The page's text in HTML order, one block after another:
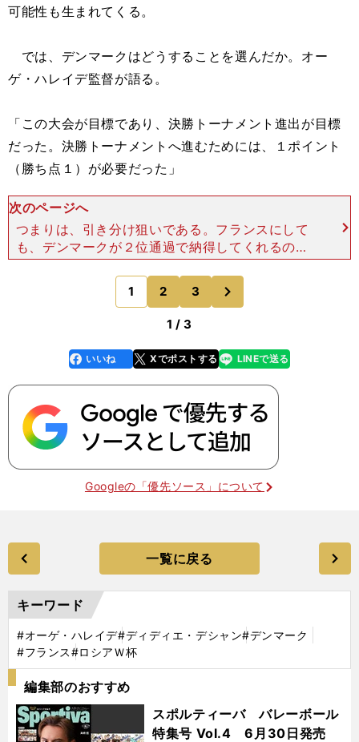
可能性も生まれてくる。
では、デンマークはどうすることを選んだか。オー
ゲ・ハレイデ監督が語る。
「この大会が目標であり、決勝トーナメント進出が目標
だった。決勝トーナメントへ進むためには、１ポイント
（勝ち点１）が必要だった」
次のページへ
つまりは、引き分け狙いである。フランスにして
も、デンマークが２位通過で納得してくれるのな
ら、そこに異論があろうはずはない。互いの思惑が
一致した試合は、かくして予定調和の結末へと向か
って進んでいった。
1 2 3
1 / 3
faceboo
k
いいね Xでポストする
line LINEで送る
Googleの「優先ソース」について
一覧に戻る
キーワード
#オーゲ・ハレイデ#ディディエ・デシャン#デンマーク
#フランス#ロシアＷ杯
編集部のおすすめ
スポルティーバ バレーボール
特集号 Vol.4 6月30日発売